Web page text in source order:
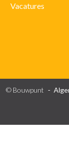
Vacatures
© Bouwpunt